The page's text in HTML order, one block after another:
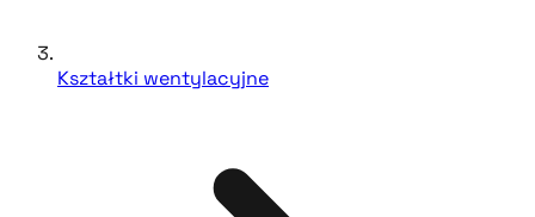
Kształtki wentylacyjne